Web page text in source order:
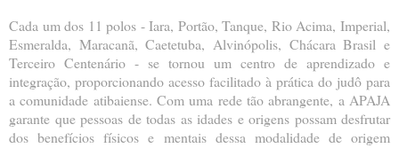
Cada um dos 11 polos - Iara, Portão, Tanque, Rio Acima, Imperial,
Esmeralda, Maracanã, Caetetuba, Alvinópolis, Chácara Brasil e
Terceiro Centenário - se tornou um centro de aprendizado e
integração, proporcionando acesso facilitado à prática do judô para
a comunidade atibaiense. Com uma rede tão abrangente, a APAJA
garante que pessoas de todas as idades e origens possam desfrutar
dos benefícios físicos e mentais dessa modalidade de origem